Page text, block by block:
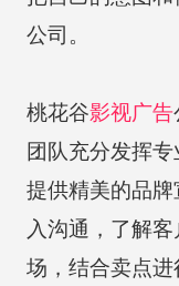
公司。
桃花谷影视广告
团队充分发挥
提供精美的品
入沟通，了解
场，结合卖点